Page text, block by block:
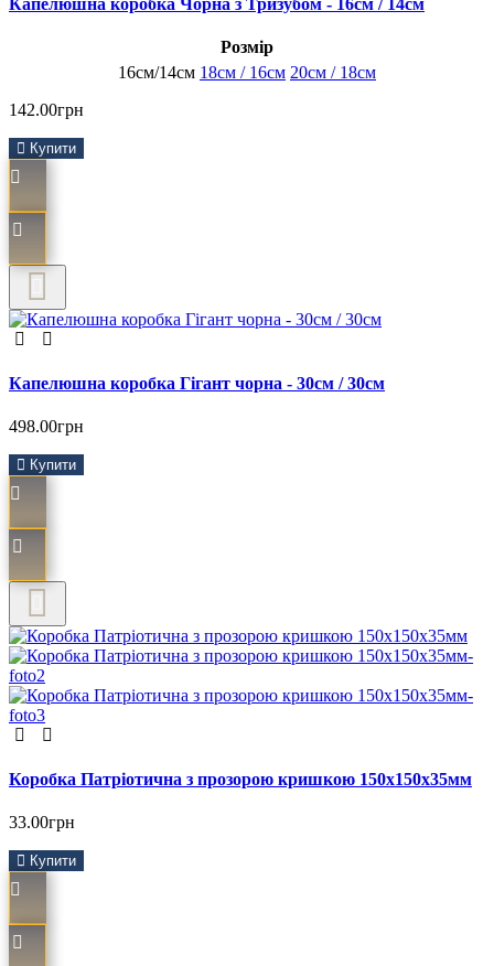
Розмір
16см/14см 18см / 16см 20см / 18см
142.00грн
Купити
Капелюшна коробка Гігант чорна - 30см / 30см
498.00грн
Купити
Коробка Патріотична з прозорою кришкою 150х150х35мм
33.00грн
Купити